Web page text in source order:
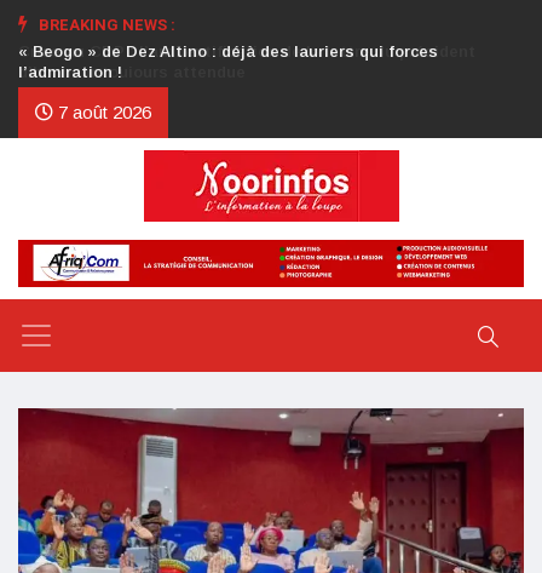
BREAKING NEWS :
Crise au CDP : l’authentification de la lettre du président
d’honneur toujours attendue
7 août 2026